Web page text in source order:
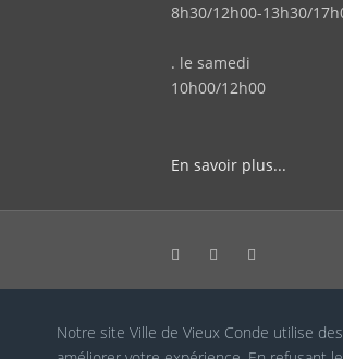
8h30/12h00-13h30/
. le samedi
10h00/12h00
En savoir plus...
Notre site Ville de Vieux Conde utilise